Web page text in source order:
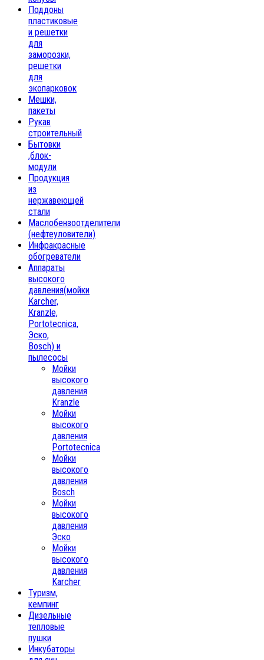
Поддоны
пластиковые
и решетки
для
заморозки,
решетки
для
экопарковок
Мешки,
пакеты
Рукав
строительный
Бытовки
,блок-
модули
Продукция
из
нержавеющей
стали
Маслобензоотделители
(нефтеуловители)
Инфракрасные
обогреватели
Аппараты
высокого
давления(мойки
Karcher,
Kranzle,
Portotecnica,
Эско,
Bosch) и
пылесосы
Мойки
высокого
давления
Kranzle
Мойки
высокого
давления
Portotecnica
Мойки
высокого
давления
Bosch
Мойки
высокого
давления
Эско
Мойки
высокого
давления
Karcher
Туризм,
кемпинг
Дизельные
тепловые
пушки
Инкубаторы